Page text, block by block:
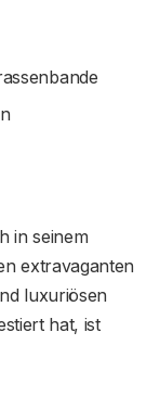
in seinem
extravaganten
luxuriösen
hat, ist